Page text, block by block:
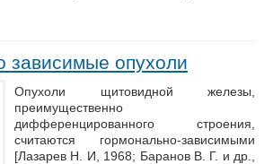
зависимые опухоли
Опухоли щитовидной железы,
преимущественно
дифференцированного строения,
считаются гормонально-зависимыми
[Лазарев Н. И, 1968; Баранов В. Г. и др.,